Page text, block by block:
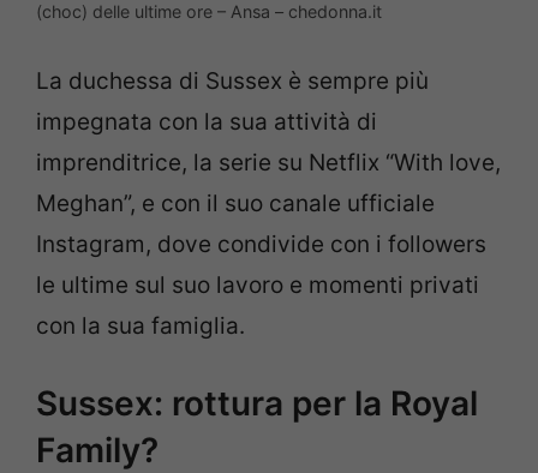
(choc) delle ultime ore – Ansa – chedonna.it
La duchessa di Sussex è sempre più
impegnata con la sua attività di
imprenditrice, la serie su Netflix “With love,
Meghan”, e con il suo canale ufficiale
Instagram, dove condivide con i followers
le ultime sul suo lavoro e momenti privati
con la sua famiglia.
Sussex: rottura per la Royal
Family?